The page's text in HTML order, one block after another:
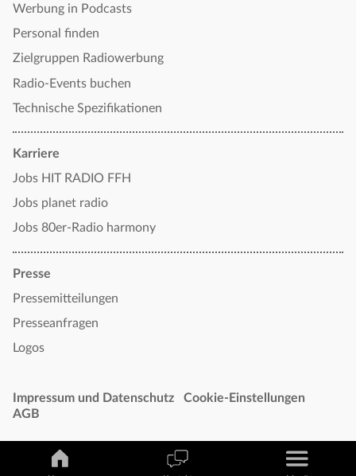
Werbung in Podcasts
Personal finden
Zielgruppen Radiowerbung
Radio-Events buchen
Technische Spezifikationen
Karriere
Jobs HIT RADIO FFH
Jobs planet radio
Jobs 80er-Radio harmony
Presse
Pressemitteilungen
Presseanfragen
Logos
Impressum und Datenschutz
Cookie-Einstellungen
AGB